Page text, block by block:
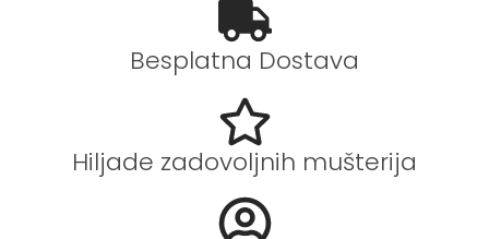
Besplatna Dostava
Hiljade zadovoljnih mušterija